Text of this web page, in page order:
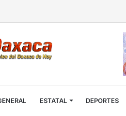
ESTATAL DEPORTES